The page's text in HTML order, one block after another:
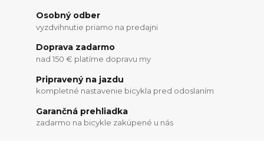
Osobný odber
vyzdvihnutie priamo na predajni
Doprava zadarmo
nad 150 € platíme dopravu my
Pripravený na jazdu
kompletné nastavenie bicykla pred odoslaním
Garančná prehliadka
zadarmo na bicykle zakúpené u nás